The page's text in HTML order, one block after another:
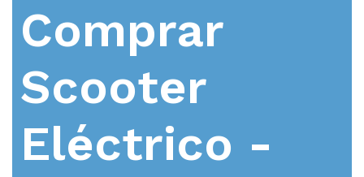
Comprar
Scooter
Eléctrico -